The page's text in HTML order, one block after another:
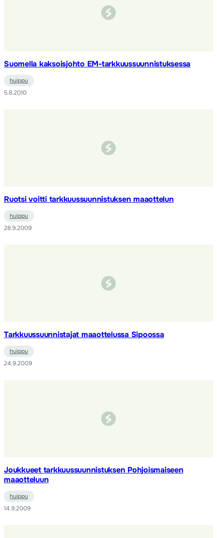
Suomella kaksoisjohto EM-tarkkuussuunnistuksessa
huippu
5.8.2010
Ruotsi voitti tarkkuussuunnistuksen maaottelun
huippu
28.9.2009
Tarkkuussuunnistajat maaottelussa Sipoossa
huippu
24.9.2009
Joukkueet tarkkuussuunnistuksen Pohjoismaiseen
maaotteluun
huippu
14.9.2009